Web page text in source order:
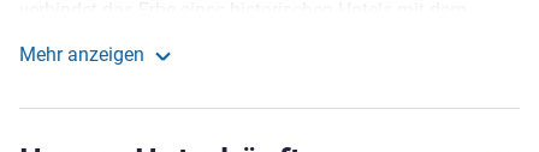
Ideal für Geschäftsreisen oder romantische Aufenthalte:
Mehr anzeigen